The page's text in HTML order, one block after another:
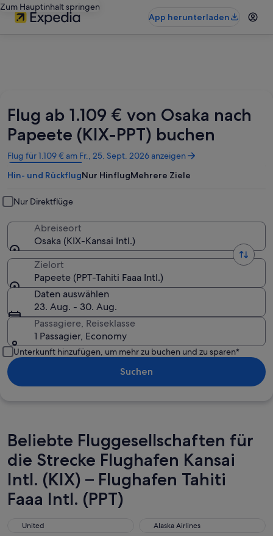
Zum Hauptinhalt springen
App herunterladen
Flug ab 1.109 € von Osaka nach
Papeete (KIX-PPT) buchen
Flug für 1.109 € am Fr., 25. Sept. 2026 anzeigen
Wird
in
einem
Fenster
geöffnet
Hin- und RückflugNur HinflugMehrere Ziele
Nur Direktflüge
Abreiseort
Osaka (KIX-Kansai Intl.)
Zielort
Papeete (PPT-Tahiti Faaa Intl.)
Daten auswählen
23. Aug. - 30. Aug.
Passagiere, Reiseklasse
1 Passagier, Economy
Unterkunft hinzufügen, um mehr zu buchen und zu sparen*
Suchen
Beliebte Fluggesellschaften für
die Strecke Flughafen Kansai
Intl. (KIX) – Flughafen Tahiti
Faaa Intl. (PPT)
United
United Alaska Airlines
Alaska Airlines